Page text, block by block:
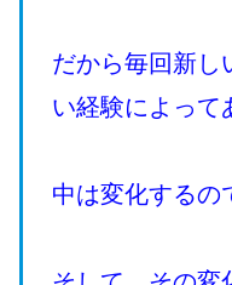
だから毎回新し
い経験によって
中は変化するの